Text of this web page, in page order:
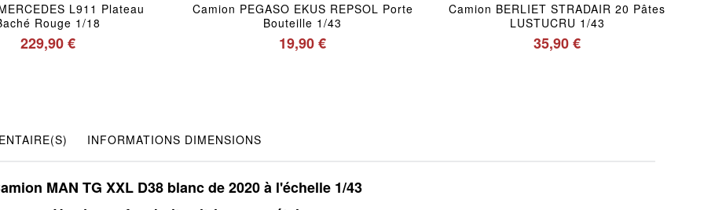
L911 Plateau
Rouge 1/18
229,90 €
Camion PEGASO EKUS REPSOL Porte
Bouteille 1/43
19,90 €
Camion BERLIET STRADAIR 20 Pâtes
LUSTUCRU 1/43
35,90 €
INFORMATIONS DIMENSIONS
MAN TG XXL D38 blanc de 2020 à l'échelle 1/43